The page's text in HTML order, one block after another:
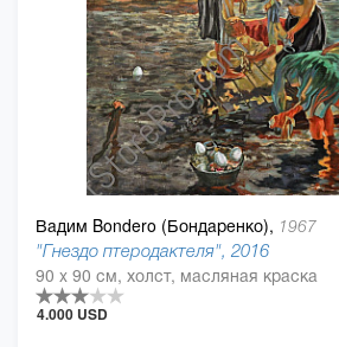
Вадим Bondero (Бондаренко), 1967
"Гнездо птеродактеля", 2016
90 x 90 см, холст, масляная краска
4.000 USD